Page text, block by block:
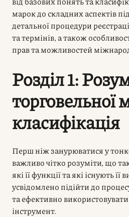
марок до складних аспектів
детальної процедури
та термінів, а також
прав та можливостей
Розділ 1:
торговельної
класифікація
Перш ніж занурюватися у
важливо чітко розуміти, що
які її функції та які існують
усвідомлено підійти до
та ефективно
інструмент.